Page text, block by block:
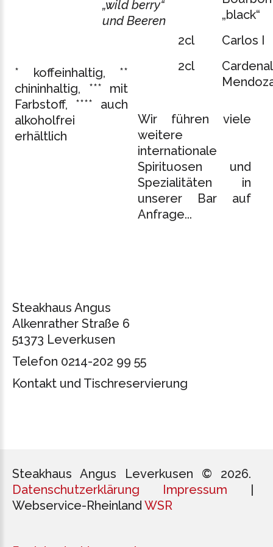
„wild berry“
und Beeren
* koffeinhaltig, **
chininhaltig, *** mit
Farbstoff, **** auch
alkoholfrei
erhältlich
„black“
2cl
Carlos I
2cl
Cardenal
Wir führen viele
weitere
internationale
Spirituosen und
Spezialitäten in
unserer Bar auf
Anfrage...
Steakhaus Angus
Alkenrather Straße 6
51373 Leverkusen
Telefon 0214-202 99 55
Kontakt und Tischreservierung
Steakhaus Angus Leverkusen © 2026
Datenschutzerklärung Impressum |
Webservice-Rheinland WSR